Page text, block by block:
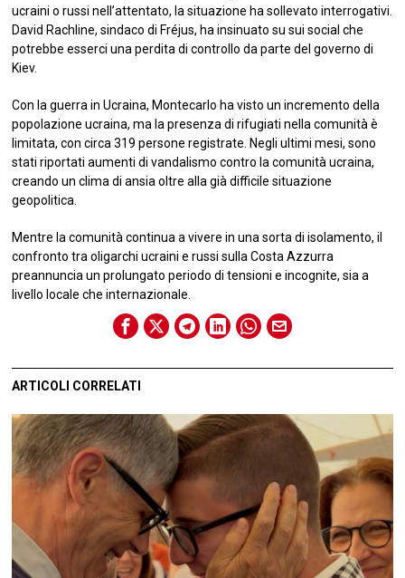
ucraini o russi nell’attentato, la situazione ha sollevato interrogativi.
David Rachline, sindaco di Fréjus, ha insinuato su sui social che
potrebbe esserci una perdita di controllo da parte del governo di
Kiev.
Con la guerra in Ucraina, Montecarlo ha visto un incremento della
popolazione ucraina, ma la presenza di rifugiati nella comunità è
limitata, con circa 319 persone registrate. Negli ultimi mesi, sono
stati riportati aumenti di vandalismo contro la comunità ucraina,
creando un clima di ansia oltre alla già difficile situazione
geopolitica.
Mentre la comunità continua a vivere in una sorta di isolamento, il
confronto tra oligarchi ucraini e russi sulla Costa Azzurra
preannuncia un prolungato periodo di tensioni e incognite, sia a
livello locale che internazionale.
ARTICOLI CORRELATI